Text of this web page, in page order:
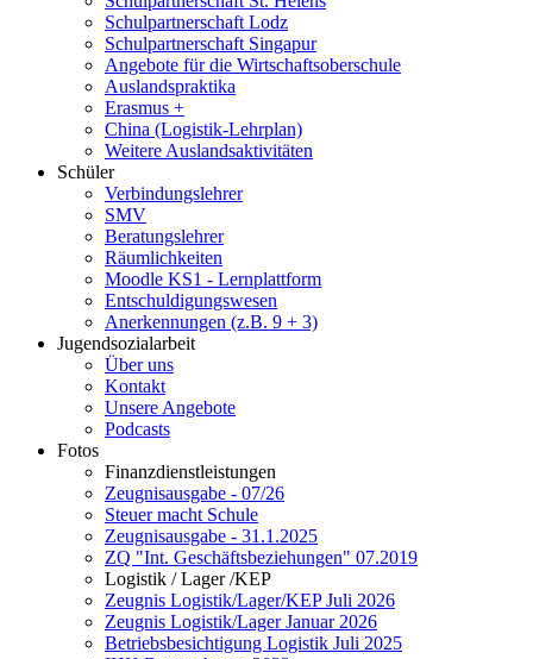
Schulpartnerschaft Lodz
Schulpartnerschaft Singapur
Angebote für die Wirtschaftsoberschule
Auslandspraktika
Erasmus +
China (Logistik-Lehrplan)
Weitere Auslandsaktivitäten
Schüler
Verbindungslehrer
SMV
Beratungslehrer
Räumlichkeiten
Moodle KS1 - Lernplattform
Entschuldigungswesen
Anerkennungen (z.B. 9 + 3)
Jugendsozialarbeit
Über uns
Kontakt
Unsere Angebote
Podcasts
Fotos
Finanzdienstleistungen
Zeugnisausgabe - 07/26
Steuer macht Schule
Zeugnisausgabe - 31.1.2025
ZQ "Int. Geschäftsbeziehungen" 07.2019
Logistik / Lager /KEP
Zeugnis Logistik/Lager/KEP Juli 2026
Zeugnis Logistik/Lager Januar 2026
Betriebsbesichtigung Logistik Juli 2025